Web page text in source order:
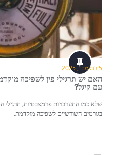
5 בדצמבר, 2025
האם יש תרגילי פין לשפיכה
עם קיגל?
שלא כמו התערבויות פרמצבטיות, תרגילי
בגורמים השורשיים לשפיכה מוקדמת.